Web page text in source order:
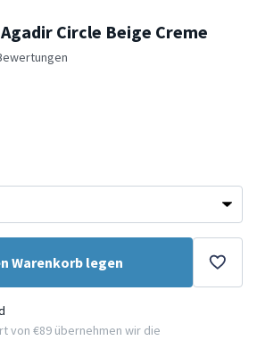
Circle Beige Creme
Warenkorb legen
von €89 übernehmen wir die